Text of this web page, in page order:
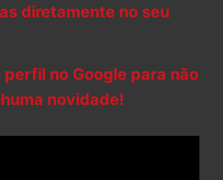
diretamente no seu
perfil no Google para não
novidade!